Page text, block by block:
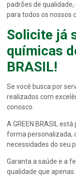
padrões de
para todos os nossos
Solicite já
químicas
BRASIL!
Se você busca por
realizados com
conosco.
A GREEN BRASIL
forma personalizada,
necessidades do seu
Garanta a saúde e a
qualidade que apenas